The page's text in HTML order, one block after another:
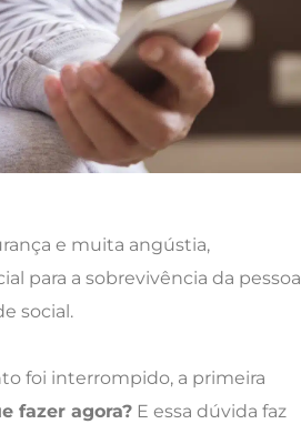
e muita angústia,
para a sobrevivência da pessoa
social.
foi interrompido, a primeira
fazer agora? E essa dúvida faz